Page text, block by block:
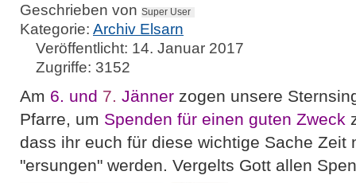
Geschrieben von Super User
Kategorie: Archiv Elsarn
Veröffentlicht: 14. Januar 2017
Zugriffe: 3152
Am 6. und 7. Jänner zogen unsere
Pfarre, um Spenden für einen guten Zweck
dass ihr euch für diese wichtige Sache Zeit
"ersungen" werden. Vergelts Gott allen